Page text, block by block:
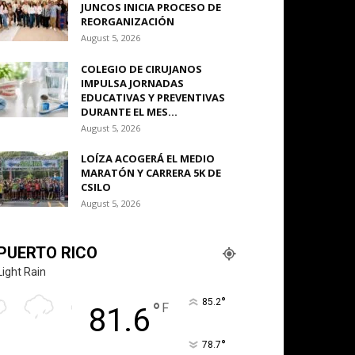
JUNCOS INICIA PROCESO DE
REORGANIZACIÓN
August 5, 2026
COLEGIO DE CIRUJANOS
IMPULSA JORNADAS
EDUCATIVAS Y PREVENTIVAS
DURANTE EL MES...
August 5, 2026
LOÍZA ACOGERÁ EL MEDIO
MARATÓN Y CARRERA 5K DE
CSILO
August 5, 2026
RICO
Rain
81.6° F 85.2°
78.7°